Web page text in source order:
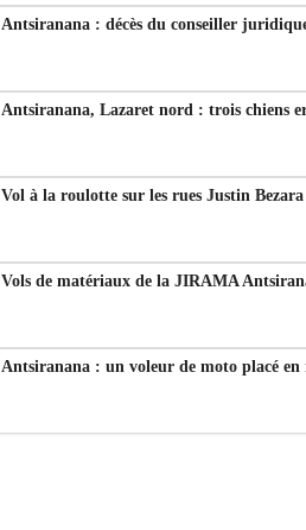
Antsiranana : décès du conseiller
Antsiranana, Lazaret nord : trois chiens
Vol à la roulotte sur les rues Justin
Vols de matériaux de la JIRAMA
Antsiranana : un voleur de moto placé en